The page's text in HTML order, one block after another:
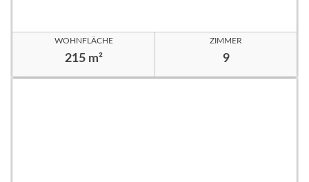
WOHNFLÄCHE
215 m²
ZIMMER
9